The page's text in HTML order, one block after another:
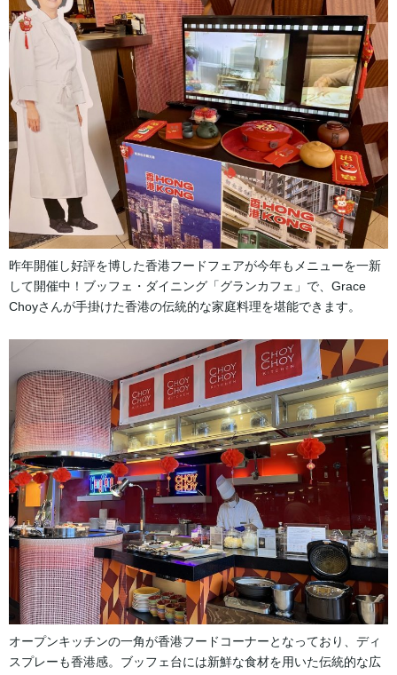
昨年開催し好評を博した香港フードフェアが今年もメニューを一新
して開催中！ブッフェ・ダイニング「グランカフェ」で、Grace
Choyさんが手掛けた香港の伝統的な家庭料理を堪能できます。
オープンキッチンの一角が香港フードコーナーとなっており、ディ
スプレーも香港感。ブッフェ台には新鮮な食材を用いた伝統的な広